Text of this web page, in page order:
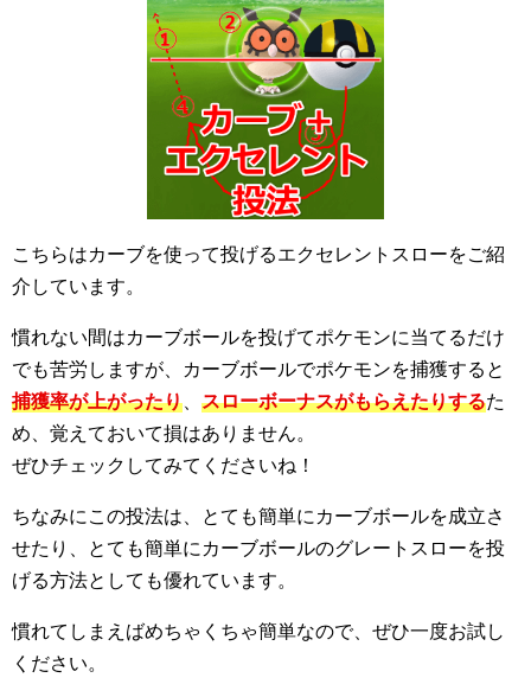
こちらはカーブを使って投げるエクセレントスローをご紹
介しています。
慣れない間はカーブボールを投げてポケモンに当てるだけ
でも苦労しますが、カーブボールでポケモンを捕獲すると
捕獲率が上がったり、 スローボーナスがもらえたりするた
め、覚えておいて損はありません。
ぜひチェックしてみてくださいね！
ちなみにこの投法は、とても簡単にカーブボールを成立さ
せたり、とても簡単にカーブボールのグレートスローを投
げる方法としても優れています。
慣れてしまえばめちゃくちゃ簡単なので、ぜひ一度お試し
ください。